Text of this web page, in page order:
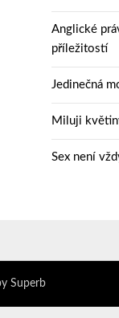
Anglické
příležitostí
Jedinečná
Miluji
Sex není
Superb